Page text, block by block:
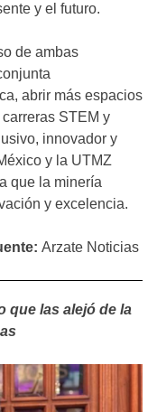
y el futuro.
de ambas
abrir más espacios
STEM y
innovador y
y la UTMZ
que la minería
y excelencia.
Arzate Noticias
que las alejó de la